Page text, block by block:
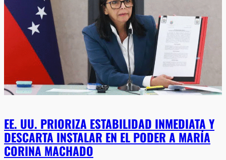
EE. UU. PRIORIZA ESTABILIDAD INMEDIATA Y
DESCARTA INSTALAR EN EL PODER A MARÍA
CORINA MACHADO